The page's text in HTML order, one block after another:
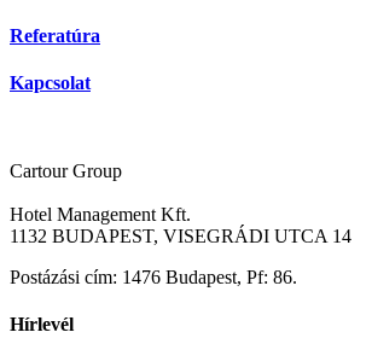
Referatúra
Kapcsolat
Cartour Group
Hotel Management Kft.
1132 BUDAPEST, VISEGRÁDI UTCA 14
Postázási cím: 1476 Budapest, Pf: 86.
Hírlevél